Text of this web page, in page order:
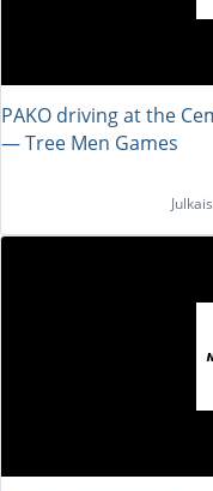
PAKO driving at the
― Tree Men Games